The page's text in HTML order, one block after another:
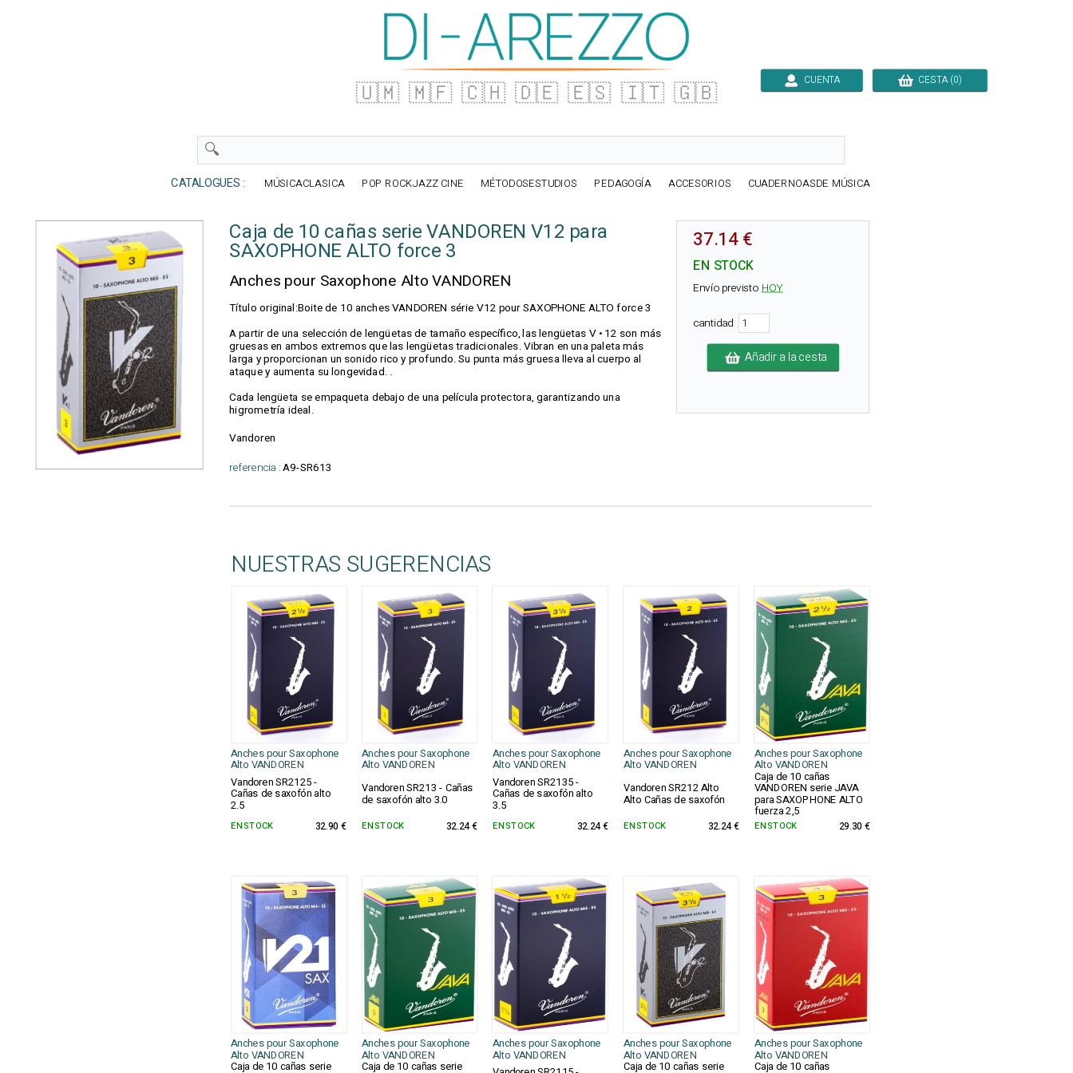
🇺🇲 🇲🇫 🇨🇭 🇩🇪 🇪🇸 🇮🇹 🇬🇧 CUENTA CESTA (0)
CATALOGUES : MÚSICACLASICA POP ROCKJAZZ CINE MÉTODOSESTUDIOS PEDAGOGÍA ACCESORIOS CUADERNOASDE MÚSICA
Caja de 10 cañas serie VANDOREN V12 para
SAXOPHONE ALTO force 3
Anches pour Saxophone Alto VANDOREN
Título original:Boite de 10 anches VANDOREN série V12 pour SAXOPHONE ALTO force 3
A partir de una selección de lengüetas de tamaño específico, las lengüetas V • 12 son más
gruesas en ambos extremos que las lengüetas tradicionales. Vibran en una paleta más
larga y proporcionan un sonido rico y profundo. Su punta más gruesa lleva al cuerpo al
ataque y aumenta su longevidad. .
Cada lengüeta se empaqueta debajo de una película protectora, garantizando una
higrometría ideal.
Vandoren
referencia :A9-SR613
37.14 €
EN STOCK
Envío previstoHOY
cantidad
Añadir a la cesta
NUESTRAS SUGERENCIAS
Anches pour Saxophone
Alto VANDOREN
Anches pour Saxophone
Alto VANDOREN
Anches pour Saxophone
Alto VANDOREN
Anches pour Saxophone
Alto VANDOREN
Anches pour Saxophone
Alto VANDOREN
Vandoren SR2125 -
Cañas de saxofón alto
2.5
Vandoren SR213 - Cañas
de saxofón alto 3.0
Vandoren SR2135 -
Cañas de saxofón alto
3.5
Vandoren SR212 Alto
Alto Cañas de saxofón
Caja de 10 cañas
VANDOREN serie JAVA
para SAXOPHONE ALTO
fuerza 2,5
EN STOCK 32.90 € EN STOCK 32.24 € EN STOCK 32.24 € EN STOCK 32.24 € EN STOCK 29.30 €
Anches pour Saxophone
Alto VANDOREN
Anches pour Saxophone
Alto VANDOREN
Anches pour Saxophone
Alto VANDOREN
Anches pour Saxophone
Alto VANDOREN
Anches pour Saxophone
Alto VANDOREN
Caja de 10 cañas serie Caja de 10 cañas serie Caja de 10 cañas serie Caja de 10 cañas